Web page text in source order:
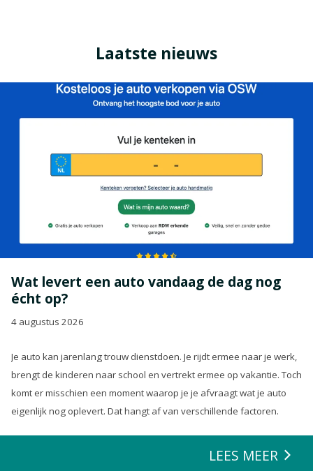
Laatste nieuws
Wat levert een auto vandaag de dag nog
écht op?
4 augustus 2026
Je auto kan jarenlang trouw dienstdoen. Je rijdt ermee naar je werk,
brengt de kinderen naar school en vertrekt ermee op vakantie. Toch
komt er misschien een moment waarop je je afvraagt wat je auto
eigenlijk nog oplevert. Dat hangt af van verschillende factoren.
LEES MEER